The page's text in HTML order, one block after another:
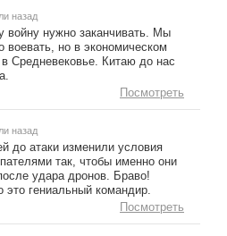
назад
войну нужно заканчивать. Мы
но в экономическом
в Средневековье. Китаю до нас
Посмотреть
назад
до атаки изменили условия
так, чтобы именно они
удара дронов. Браво!
это гениальный командир.
Посмотреть